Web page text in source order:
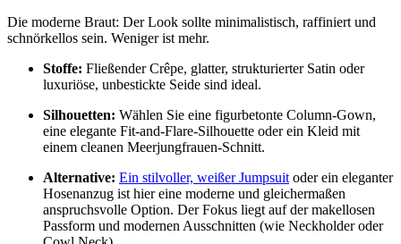
Die moderne Braut: Der Look sollte minimalistisch, raffiniert und
schnörkellos sein. Weniger ist mehr.
Stoffe: Fließender Crêpe, glatter, strukturierter Satin oder
luxuriöse, unbestickte Seide sind ideal.
Silhouetten: Wählen Sie eine figurbetonte Column-Gown,
eine elegante Fit-and-Flare-Silhouette oder ein Kleid mit
einem cleanen Meerjungfrauen-Schnitt.
Alternative: Ein stilvoller, weißer Jumpsuit oder ein eleganter
Hosenanzug ist hier eine moderne und gleichermaßen
anspruchsvolle Option. Der Fokus liegt auf der makellosen
Passform und modernen Ausschnitten (wie Neckholder oder